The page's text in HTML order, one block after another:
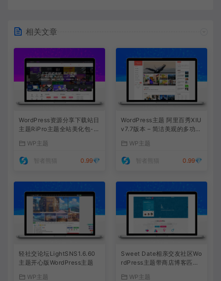
相关文章
WordPress资源分享下载站日
主题RiPro主题全站美化包-功
网站形象
WP主题
智者熊猫 0.99💎
WordPress主题 阿里百秀XIU
v7.7版本 – 简洁美观的多功能
网站WP主题
智者熊猫 0.99💎
轻社交论坛LightSNS1.6.60
主题开心版WordPress主题
WP主题
Sweet Date相亲交友社区Wo
rdPress主题带商店博客匹配
WP主题